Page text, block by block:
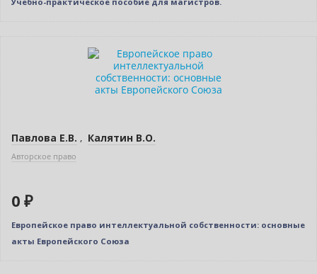
Павлова Е.В. , Калятин В.О.
Авторское право
0 ₽
Европейское право интеллектуальной собственности: основные
акты Европейского Союза